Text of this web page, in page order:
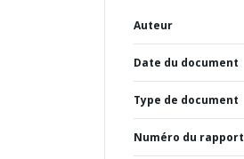
Auteur
Date du document
Type de document
Numéro du rapport